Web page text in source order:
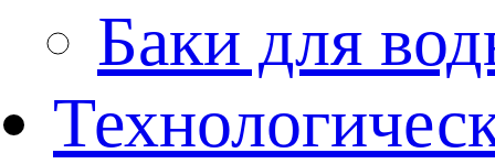
Баки для